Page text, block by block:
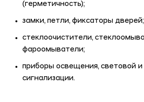
(герметичность);
замки, петли, фиксаторы дверей;
стеклоочистители,
фароомыватели;
приборы освещения, световой и
сигнализации.